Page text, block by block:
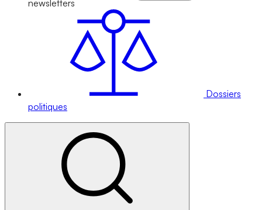
newsletters
Dossiers
politiques